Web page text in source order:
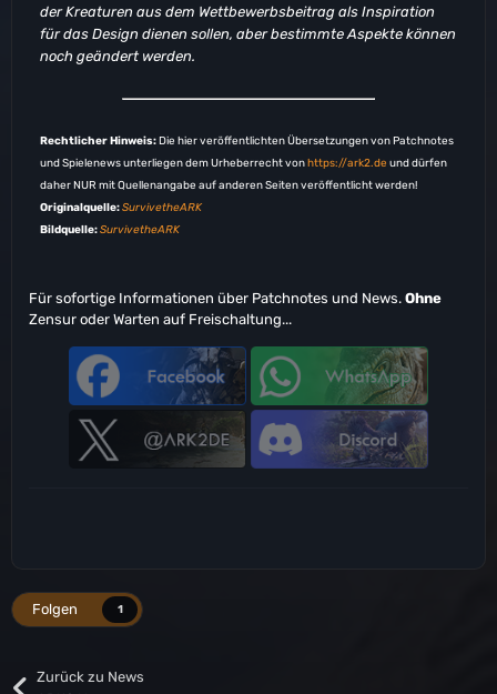
der Kreaturen aus dem Wettbewerbsbeitrag als Inspiration
für das Design dienen sollen, aber bestimmte Aspekte können
noch geändert werden.
Rechtlicher Hinweis:Die hier veröffentlichten Übersetzungen von Patchnotes
und Spielenews unterliegen dem Urheberrecht vonhttps://ark2.de und dürfen
daher NUR mit Quellenangabe auf anderen Seiten veröffentlicht werden!
Originalquelle:SurvivetheARK
Bildquelle:SurvivetheARK
Für sofortige Informationen über Patchnotes und News. Ohne
Zensur oder Warten auf Freischaltung...
Folgen 1
Zurück zu News